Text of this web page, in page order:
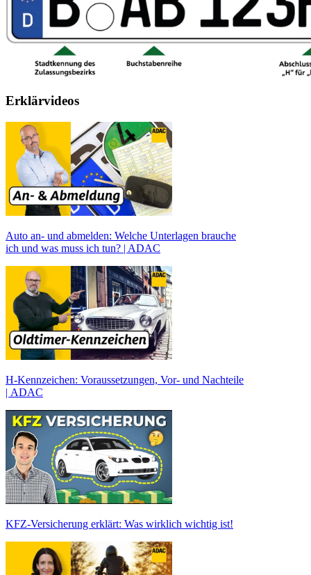
Erklärvideos
Auto an- und abmelden: Welche Unterlagen brauche
ich und was muss ich tun? | ADAC
H-Kennzeichen: Voraussetzungen, Vor- und Nachteile
| ADAC
KFZ-Versicherung erklärt: Was wirklich wichtig ist!